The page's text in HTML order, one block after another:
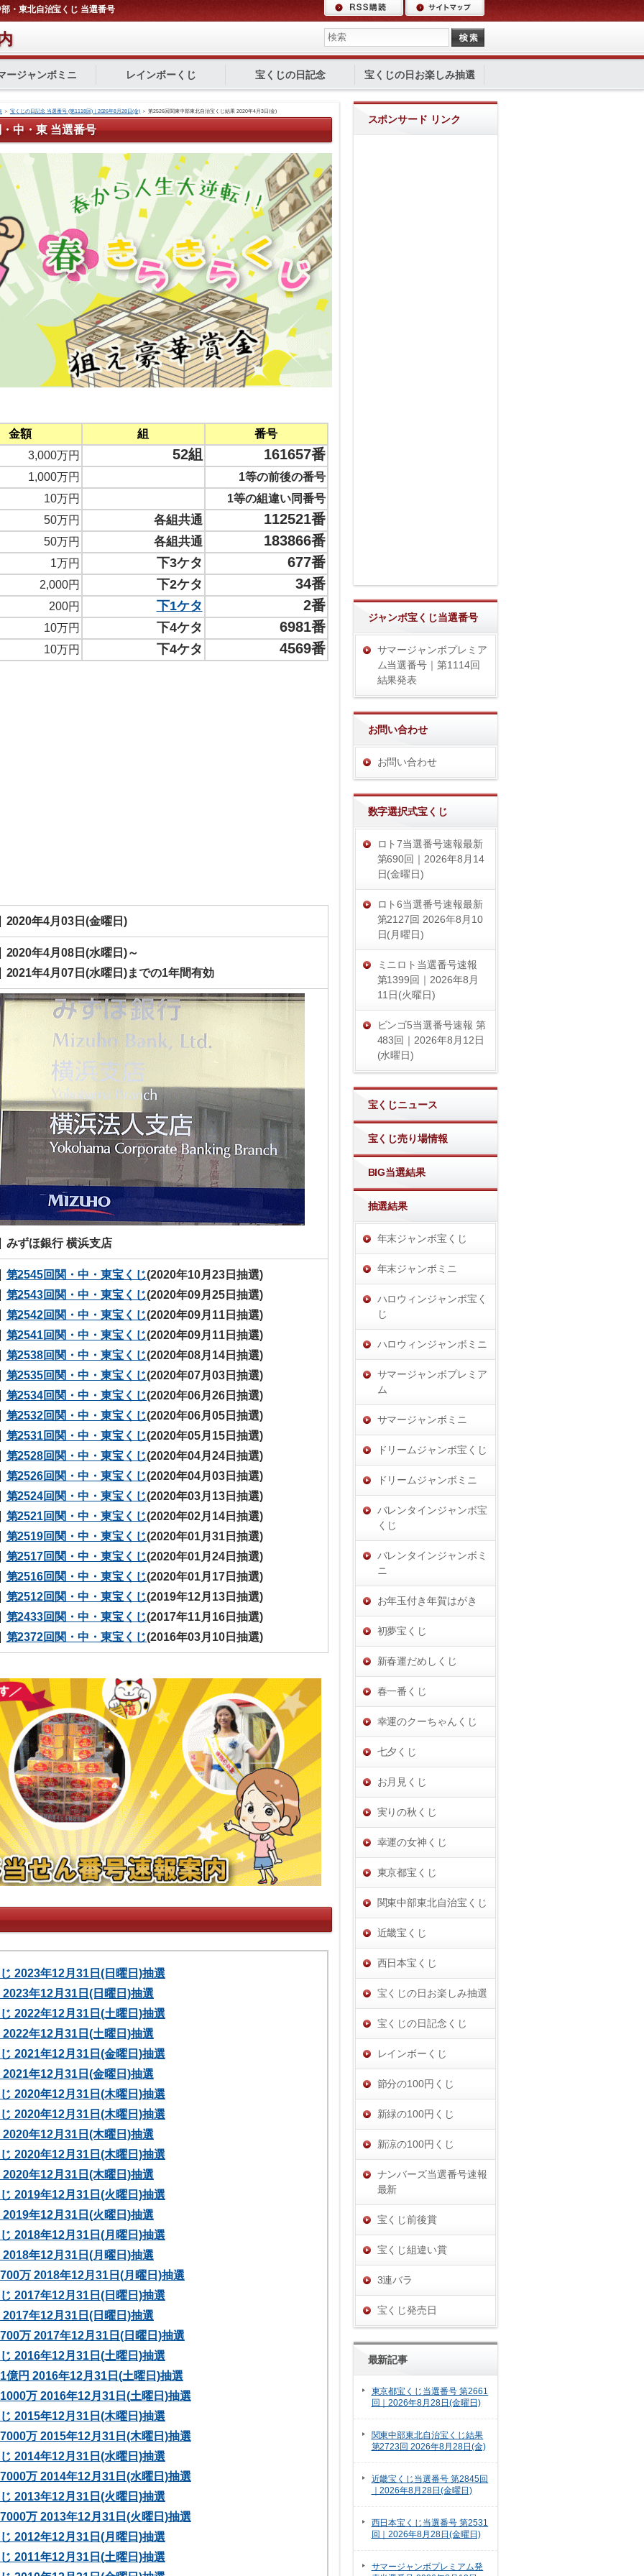
・東北自治宝くじ 当選番号
ージャンボミニ レインボーくじ 宝くじの日記念 宝くじの日お楽しみ抽選
＞ 宝くじの日記念 当選番号 (第1118回)｜2026年8月28日(金) ＞第2526回関東中部東北自治宝くじ結果 2020年4月3日(金)
中・東 当選番号
金額 組
番号
3,000万円
52組 161657番
1,000万円
1等の前後の番号
10万円
1等の組違い同番号
50万円
各組共通 112521番
50万円 各組共通 183866番
1万円 下3ケタ 677番
2,000円 下2ケタ 34番
200円 下1ケタ 2番
10万円 下4ケタ 6981番
10万円 下4ケタ 4569番
2020年4月03日(金曜日)
2020年4月08日(水曜日)～
2021年4月07日(水曜日)までの1年間有効
みずほ銀行 横浜支店
第2545回関・中・東宝くじ(2020年10月23日抽選)
第2543回関・中・東宝くじ(2020年09月25日抽選)
第2542回関・中・東宝くじ(2020年09月11日抽選)
第2541回関・中・東宝くじ(2020年09月11日抽選)
第2538回関・中・東宝くじ(2020年08月14日抽選)
第2535回関・中・東宝くじ(2020年07月03日抽選)
第2534回関・中・東宝くじ(2020年06月26日抽選)
第2532回関・中・東宝くじ(2020年06月05日抽選)
第2531回関・中・東宝くじ(2020年05月15日抽選)
第2528回関・中・東宝くじ(2020年04月24日抽選)
第2526回関・中・東宝くじ(2020年04月03日抽選)
第2524回関・中・東宝くじ(2020年03月13日抽選)
第2521回関・中・東宝くじ(2020年02月14日抽選)
第2519回関・中・東宝くじ(2020年01月31日抽選)
第2517回関・中・東宝くじ(2020年01月24日抽選)
第2516回関・中・東宝くじ(2020年01月17日抽選)
第2512回関・中・東宝くじ(2019年12月13日抽選)
第2433回関・中・東宝くじ(2017年11月16日抽選)
第2372回関・中・東宝くじ(2016年03月10日抽選)
2023年12月31日(日曜日)抽選
年12月31日(日曜日)抽選
2022年12月31日(土曜日)抽選
年12月31日(土曜日)抽選
2021年12月31日(金曜日)抽選
年12月31日(金曜日)抽選
2020年12月31日(木曜日)抽選
2020年12月31日(木曜日)抽選
年12月31日(木曜日)抽選
2020年12月31日(木曜日)抽選
年12月31日(木曜日)抽選
2019年12月31日(火曜日)抽選
年12月31日(火曜日)抽選
2018年12月31日(月曜日)抽選
年12月31日(月曜日)抽選
万 2018年12月31日(月曜日)抽選
2017年12月31日(日曜日)抽選
年12月31日(日曜日)抽選
万 2017年12月31日(日曜日)抽選
2016年12月31日(土曜日)抽選
億円 2016年12月31日(土曜日)抽選
万 2016年12月31日(土曜日)抽選
2015年12月31日(木曜日)抽選
万 2015年12月31日(木曜日)抽選
2014年12月31日(水曜日)抽選
万 2014年12月31日(水曜日)抽選
2013年12月31日(火曜日)抽選
万 2013年12月31日(火曜日)抽選
2012年12月31日(月曜日)抽選
2011年12月31日(土曜日)抽選
スポンサード リンク
ジャンボ宝くじ当選番号
サマージャンボプレミア
ム当選番号｜第1114回
結果発表
お問い合わせ
お問い合わせ
数字選択式宝くじ
ロト7当選番号速報最新
第690回｜2026年8月14
日(金曜日)
ロト6当選番号速報最新
第2127回 2026年8月10
日(月曜日)
ミニロト当選番号速報
第1399回｜2026年8月
11日(火曜日)
ビンゴ5当選番号速報 第
483回｜2026年8月12日
(水曜日)
宝くじニュース
宝くじ売り場情報
BIG当選結果
抽選結果
年末ジャンボ宝くじ
年末ジャンボミニ
ハロウィンジャンボ宝く
じ
ハロウィンジャンボミニ
サマージャンボプレミア
ム
サマージャンボミニ
ドリームジャンボ宝くじ
ドリームジャンボミニ
バレンタインジャンボ宝
くじ
バレンタインジャンボミ
ニ
お年玉付き年賀はがき
初夢宝くじ
新春運だめしくじ
春一番くじ
幸運のクーちゃんくじ
七夕くじ
お月見くじ
実りの秋くじ
幸運の女神くじ
東京都宝くじ
関東中部東北自治宝くじ
近畿宝くじ
西日本宝くじ
宝くじの日お楽しみ抽選
宝くじの日記念くじ
レインボーくじ
節分の100円くじ
新緑の100円くじ
新涼の100円くじ
ナンバーズ当選番号速報
最新
宝くじ前後賞
宝くじ組違い賞
3連バラ
宝くじ発売日
最新記事
東京都宝くじ当選番号 第2661
回｜2026年8月28日(金曜日)
関東中部東北自治宝くじ結果
第2723回 2026年8月28日(金)
近畿宝くじ当選番号 第2845回
｜2026年8月28日(金曜日)
西日本宝くじ当選番号 第2531
回｜2026年8月28日(金曜日)
サマージャンボプレミアム発